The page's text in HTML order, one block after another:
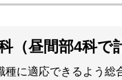
（昼間部4科で
種に適応できるよう総